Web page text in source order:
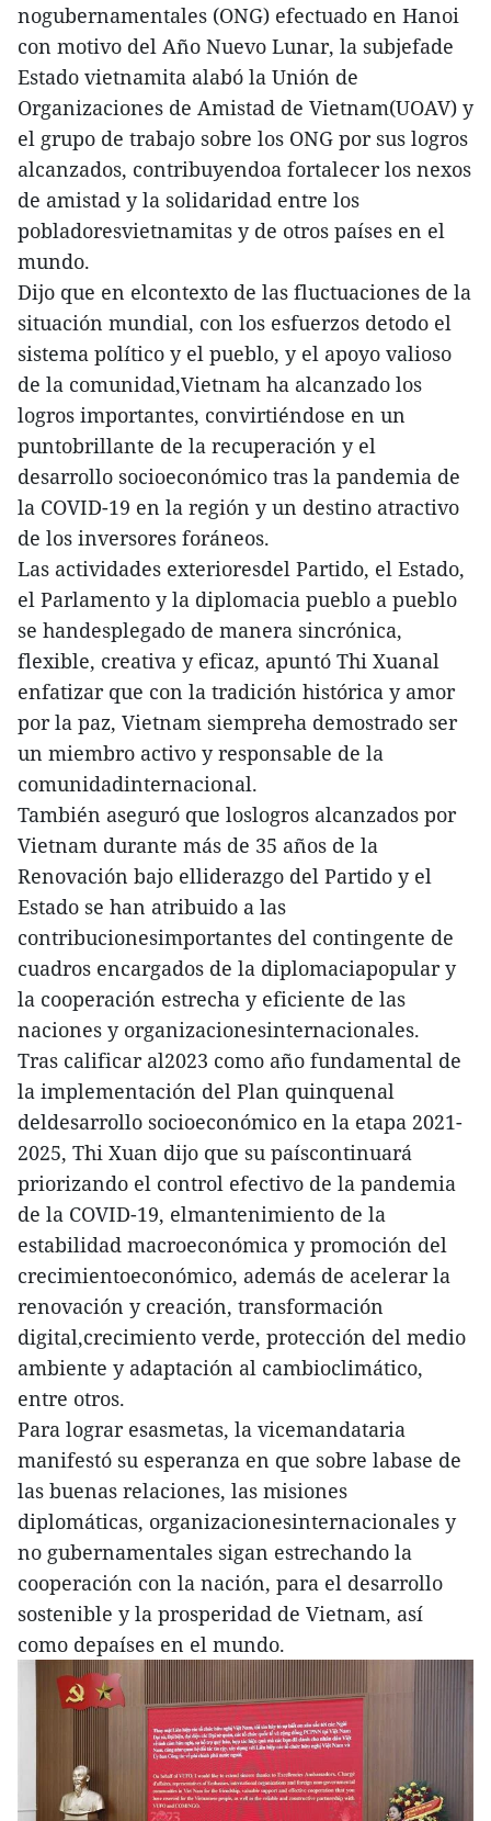
nogubernamentales (ONG) efectuado en Hanoi
con motivo del Año Nuevo Lunar, la subjefade
Estado vietnamita alabó la Unión de
Organizaciones de Amistad de Vietnam(UOAV) y
el grupo de trabajo sobre los ONG por sus logros
alcanzados, contribuyendoa fortalecer los nexos
de amistad y la solidaridad entre los
pobladoresvietnamitas y de otros países en el
mundo.
Dijo que en elcontexto de las fluctuaciones de la
situación mundial, con los esfuerzos detodo el
sistema político y el pueblo, y el apoyo valioso
de la comunidad,Vietnam ha alcanzado los
logros importantes, convirtiéndose en un
puntobrillante de la recuperación y el
desarrollo socioeconómico tras la pandemia de
la COVID-19 en la región y un destino atractivo
de los inversores foráneos.
Las actividades exterioresdel Partido, el Estado,
el Parlamento y la diplomacia pueblo a pueblo
se handesplegado de manera sincrónica,
flexible, creativa y eficaz, apuntó Thi Xuanal
enfatizar que con la tradición histórica y amor
por la paz, Vietnam siempreha demostrado ser
un miembro activo y responsable de la
comunidadinternacional.
También aseguró que loslogros alcanzados por
Vietnam durante más de 35 años de la
Renovación bajo elliderazgo del Partido y el
Estado se han atribuido a las
contribucionesimportantes del contingente de
cuadros encargados de la diplomaciapopular y
la cooperación estrecha y eficiente de las
naciones y organizacionesinternacionales.
Tras calificar al2023 como año fundamental de
la implementación del Plan quinquenal
deldesarrollo socioeconómico en la etapa 2021-
2025, Thi Xuan dijo que su paíscontinuará
priorizando el control efectivo de la pandemia
de la COVID-19, elmantenimiento de la
estabilidad macroeconómica y promoción del
crecimientoeconómico, además de acelerar la
renovación y creación, transformación
digital,crecimiento verde, protección del medio
ambiente y adaptación al cambioclimático,
entre otros.
Para lograr esasmetas, la vicemandataria
manifestó su esperanza en que sobre labase de
las buenas relaciones, las misiones
diplomáticas, organizacionesinternacionales y
no gubernamentales sigan estrechando la
cooperación con la nación, para el desarrollo
sostenible y la prosperidad de Vietnam, así
como depaíses en el mundo.